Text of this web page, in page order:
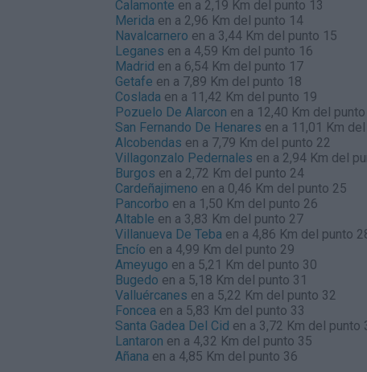
Calamonte en a 2,19 Km del punto 13
Merida en a 2,96 Km del punto 14
Navalcarnero en a 3,44 Km del punto 15
Leganes en a 4,59 Km del punto 16
Madrid en a 6,54 Km del punto 17
Getafe en a 7,89 Km del punto 18
Coslada en a 11,42 Km del punto 19
Pozuelo De Alarcon en a 12,40 Km del
San Fernando De Henares en a 11,01 Km
Alcobendas en a 7,79 Km del punto 22
Villagonzalo Pedernales en a 2,94 Km del
Burgos en a 2,72 Km del punto 24
Cardeñajimeno en a 0,46 Km del punto 25
Pancorbo en a 1,50 Km del punto 26
Altable en a 3,83 Km del punto 27
Villanueva De Teba en a 4,86 Km del punto
Encío en a 4,99 Km del punto 29
Ameyugo en a 5,21 Km del punto 30
Bugedo en a 5,18 Km del punto 31
Valluércanes en a 5,22 Km del punto 32
Foncea en a 5,83 Km del punto 33
Santa Gadea Del Cid en a 3,72 Km del punto
Lantaron en a 4,32 Km del punto 35
Añana en a 4,85 Km del punto 36